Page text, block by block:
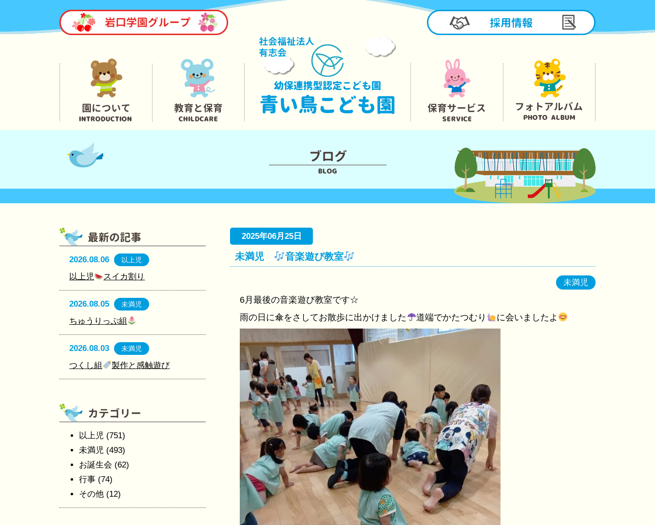
2025年06月25日
未満児 音楽遊び教室
未満児
6月最後の音楽遊び教室です☆
雨の日に傘をさしてお散歩に出かけました
道端でかたつむり に会いましたよ
2026.08.06 以上児
以上児 スイカ割り
2026.08.05 未満児
ちゅうりっぷ組
2026.08.03 未満児
つくし組 製作と感触遊び
以上児 (751)
未満児 (493)
お誕生会 (62)
行事 (74)
その他 (12)